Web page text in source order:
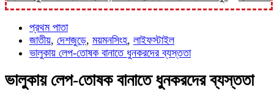
প্রথম পাতা
জাতীয়, দেশজুড়ে, ময়মনসিংহ, লাইফস্টাইল
ভালুকায় লেপ-তোষক বানাতে ধুনকরদের ব্যস্ততা
ভালুকায় লেপ-তোষক বানাতে ধুনকরদের ব্যস্ততা